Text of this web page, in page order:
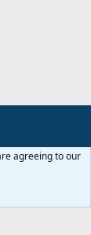
R
S
agreeing to our